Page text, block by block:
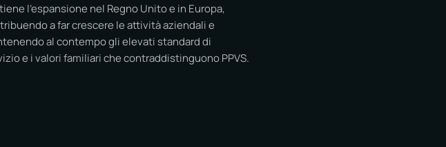
l'espansione nel Regno Unito e in Europa,
a far crescere le attività aziendali e
al contempo gli elevati standard di
e i valori familiari che contraddistinguono PPVS.